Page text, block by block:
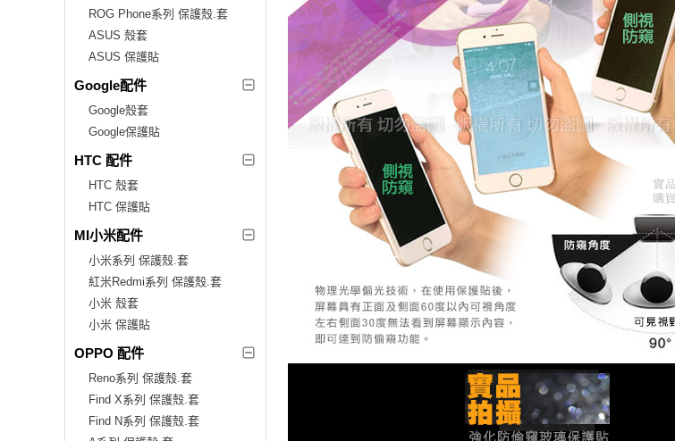
ROG Phone系列 保護殼.套
ASUS 殼套
ASUS 保護貼
Google配件
Google殼套
Google保護貼
HTC 配件
HTC 殼套
HTC 保護貼
MI小米配件
小米系列 保護殼.套
紅米Redmi系列 保護殼.套
小米 殼套
小米 保護貼
OPPO 配件
Reno系列 保護殼.套
Find X系列 保護殼.套
Find N系列 保護殼.套